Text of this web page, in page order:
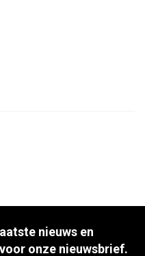
nieuws en
onze nieuwsbrief.